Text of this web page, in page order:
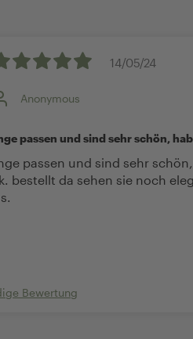
14/05/24
Anonymous
passen und sind sehr schön,
passen und sind sehr
bestellt da sehen sie noch
Bewertung